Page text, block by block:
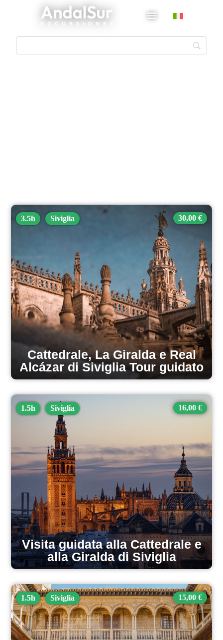
3.5h Siviglia 30,00 €
Cattedrale, La Giralda e Real
Alcázar di Siviglia Tour guidato
1.5h Siviglia 16,00 €
Visita guidata alla Cattedrale e
alla Giralda di Siviglia
1.5h Siviglia 15,00 €